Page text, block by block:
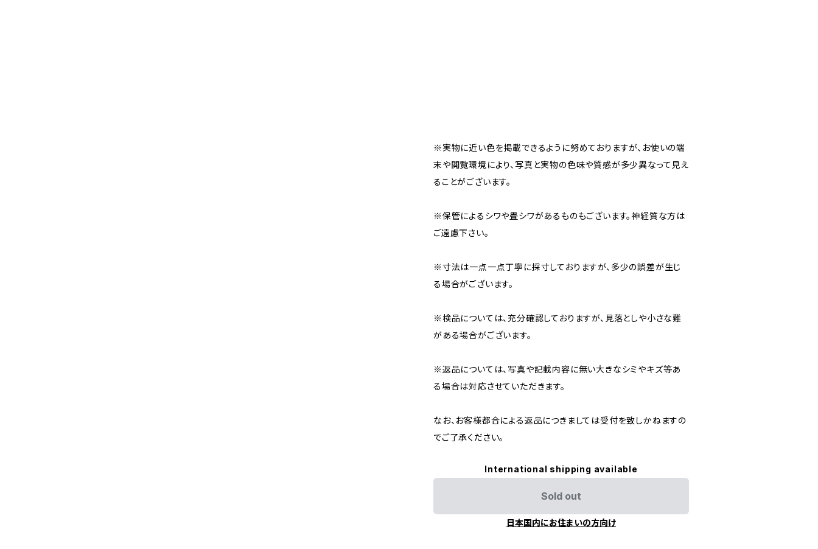
※実物に近い色を掲載できるように努めておりますが、お使いの端
末や閲覧環境により、写真と実物の色味や質感が多少異なって見え
ることがございます。
※保管によるシワや畳シワがあるものもございます。神経質な方は
ご遠慮下さい。
※寸法は一点一点丁寧に採寸しておりますが、多少の誤差が生じ
る場合がございます。
※検品については、充分確認しておりますが、見落としや小さな難
がある場合がございます。
※返品については、写真や記載内容に無い大きなシミやキズ等あ
る場合は対応させていただきます。
なお、お客様都合による返品につきましては受付を致しかねますの
でご了承ください。
International shipping available
Sold out
日本国内にお住まいの方向け